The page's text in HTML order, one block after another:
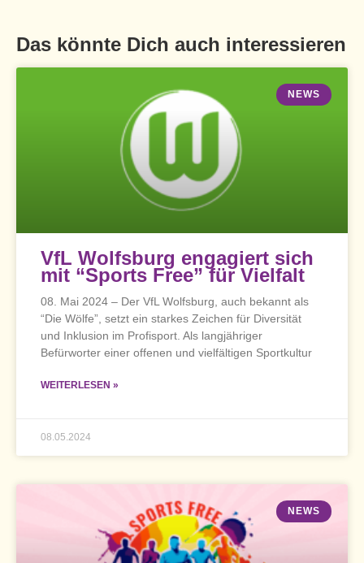
Das könnte Dich auch interessieren
NEWS
VfL Wolfsburg engagiert sich
mit “Sports Free” für Vielfalt
08. Mai 2024 – Der VfL Wolfsburg, auch bekannt als
“Die Wölfe”, setzt ein starkes Zeichen für Diversität
und Inklusion im Profisport. Als langjähriger
Befürworter einer offenen und vielfältigen Sportkultur
WEITERLESEN »
08.05.2024
NEWS